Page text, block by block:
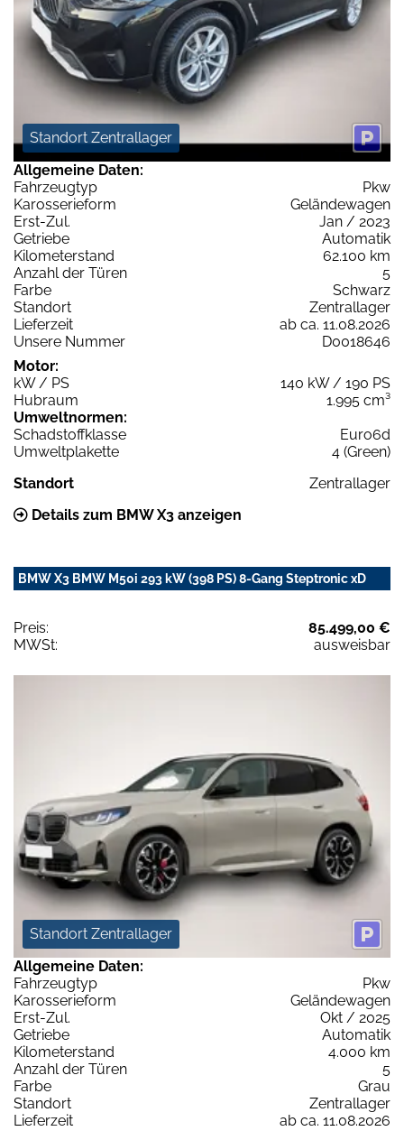
Standort Zentrallager
Allgemeine Daten:
Fahrzeugtyp
Pkw
Karosserieform
Geländewagen
Erst-Zul.
Jan / 2023
Getriebe
Automatik
Kilometerstand
62.100 km
Anzahl der Türen
5
Farbe
Schwarz
Standort
Zentrallager
Lieferzeit
ab ca. 11.08.2026
Unsere Nummer
D0018646
Motor:
kW / PS
140 kW / 190 PS
Hubraum
1.995 cm³
Umweltnormen:
Schadstoffklasse
Euro6d
Umweltplakette
4 (Green)
Standort
Zentrallager
Details zum BMW X3 anzeigen
BMW X3 BMW M50i 293 kW (398 PS) 8-Gang Steptronic xD
Preis:
85.499,00 €
MWSt:
ausweisbar
Standort Zentrallager
Allgemeine Daten:
Fahrzeugtyp
Pkw
Karosserieform
Geländewagen
Erst-Zul.
Okt / 2025
Getriebe
Automatik
Kilometerstand
4.000 km
Anzahl der Türen
5
Farbe
Grau
Standort
Zentrallager
Lieferzeit
ab ca. 11.08.2026